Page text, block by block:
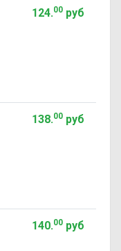
124.00руб
138.00руб
140.00руб